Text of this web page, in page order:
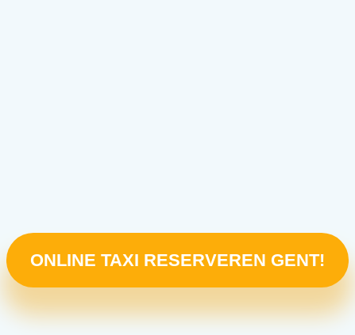
ONLINE TAXI RESERVEREN GENT!